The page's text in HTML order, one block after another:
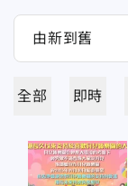
全部 即時